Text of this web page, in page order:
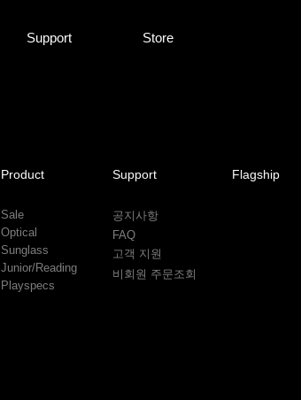
Support Store
Product
Sale
Optical
Sunglass
Junior/Reading
Playspecs
Support
공지사항
FAQ
고객 지원
비회원 주문조회
Flagship